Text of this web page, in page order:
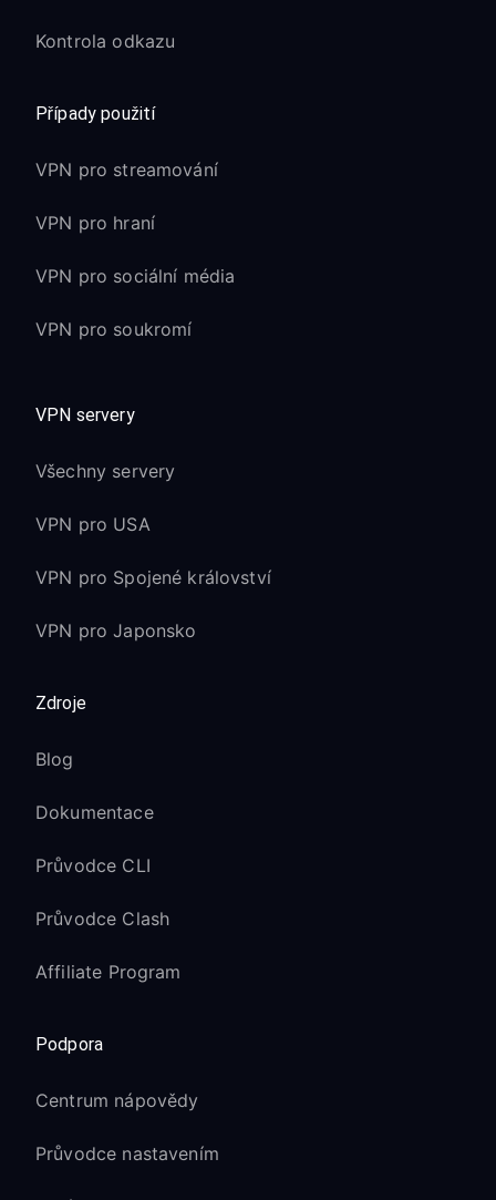
Kontrola odkazu
Případy použití
VPN pro streamování
VPN pro hraní
VPN pro sociální média
VPN pro soukromí
VPN servery
Všechny servery
VPN pro USA
VPN pro Spojené království
VPN pro Japonsko
Zdroje
Blog
Dokumentace
Průvodce CLI
Průvodce Clash
Affiliate Program
Podpora
Centrum nápovědy
Průvodce nastavením